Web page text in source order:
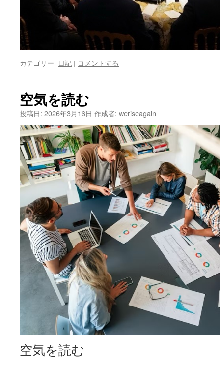
カテゴリー: 日記 | コメントする
空気を読む
投稿日: 2026年3月16日 作成者: weriseagain
空気を読む